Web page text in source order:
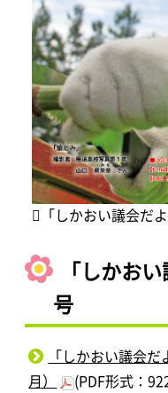
「しかおい議会だ
「しかお
号
「しかおい議会
月）
(PDF形式：